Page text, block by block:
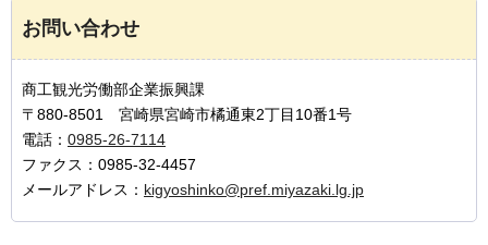
お問い合わせ
商工観光労働部企業振興課
〒880-8501 宮崎県宮崎市橘通東2丁目10番1号
電話： 0985-26-7114
ファクス：0985-32-4457
メールアドレス： kigyoshinko@pref.miyazaki.lg.jp